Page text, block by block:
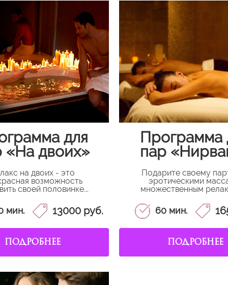
для
«На двоих»
на двоих - это
возможность
своей половинке...
мин. 13000 руб.
ПОДРОБНЕЕ
Программа
пар
Подарите своему
эротическими
множественным
60 мин.
ПОДРОБНЕЕ